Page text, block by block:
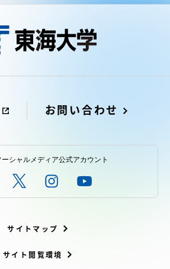
お問い合わせ
シャルメディア公式アカウント
サイトマップ
サイト閲覧環境